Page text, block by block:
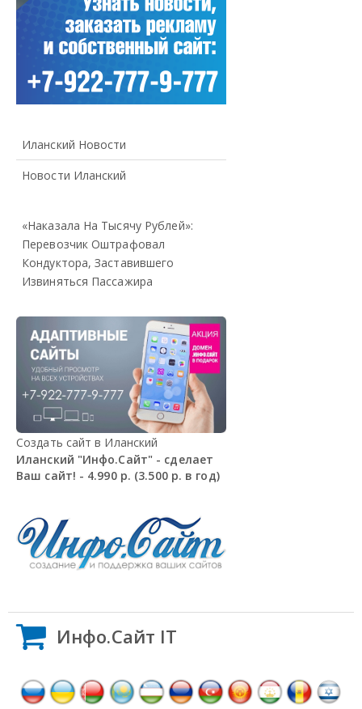
Иланский Новости
Новости Иланский
«Наказала На Тысячу Рублей»:
Перевозчик Оштрафовал
Кондуктора, Заставившего
Извиняться Пассажира
Создать сайт в Иланский
Иланский "Инфо.Сайт" - сделает
Ваш сайт! - 4.990 р. (3.500 р. в год)
Инфо.Сайт IT